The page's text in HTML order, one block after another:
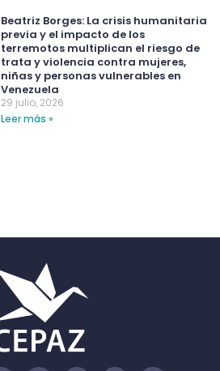
Beatriz Borges: La crisis humanitaria
previa y el impacto de los
terremotos multiplican el riesgo de
trata y violencia contra mujeres,
niñas y personas vulnerables en
Venezuela
29 julio, 2026
Leer más »